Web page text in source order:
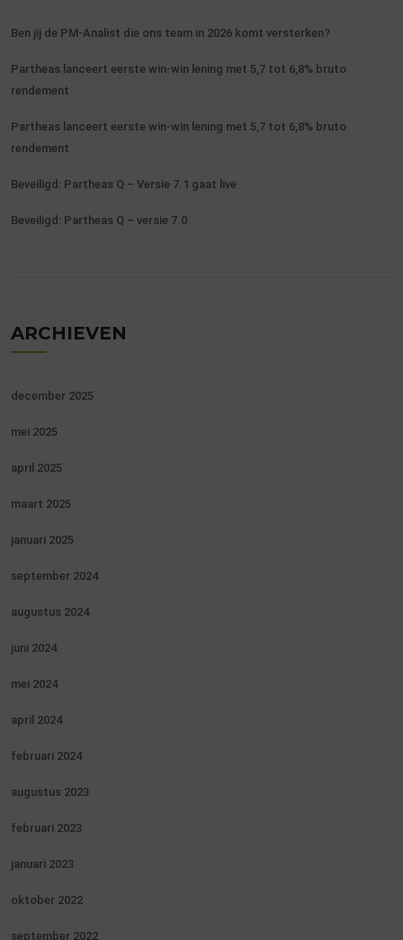
Ben jij de PM-Analist die ons team in 2026 komt versterken?
Partheas lanceert eerste win-win lening met 5,7 tot 6,8% bruto
rendement
Partheas lanceert eerste win-win lening met 5,7 tot 6,8% bruto
rendement
Beveiligd: Partheas Q – Versie 7.1 gaat live
Beveiligd: Partheas Q – versie 7.0
ARCHIEVEN
december 2025
mei 2025
april 2025
maart 2025
januari 2025
september 2024
augustus 2024
juni 2024
mei 2024
april 2024
februari 2024
augustus 2023
februari 2023
januari 2023
oktober 2022
september 2022